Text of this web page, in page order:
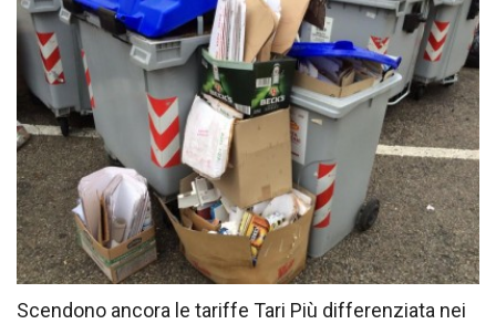
Scendono ancora le tariffe Tari Più differenziata nei